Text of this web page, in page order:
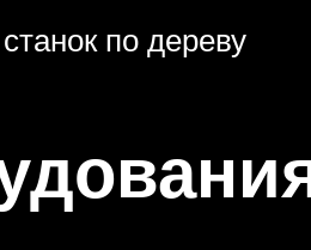
по дереву